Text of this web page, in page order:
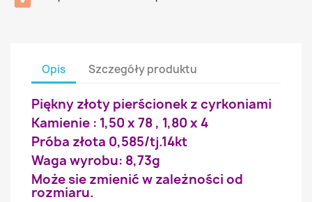
Opis Szczegóły produktu
Piękny złoty pierścionek z cyrkoniami
Kamienie : 1,50 x 78 , 1,80 x 4
Próba złota 0,585/tj.14kt
Waga wyrobu: 8,73g
Może sie zmienić w zależności od
rozmiaru.